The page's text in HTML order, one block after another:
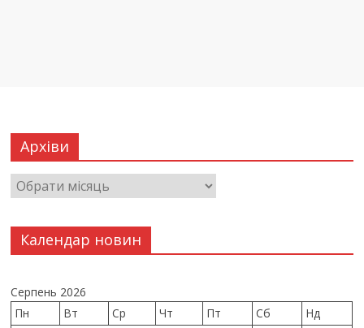
Архіви
Календар новин
Серпень 2026
Пн
Вт Ср Чт Пт Сб
Нд